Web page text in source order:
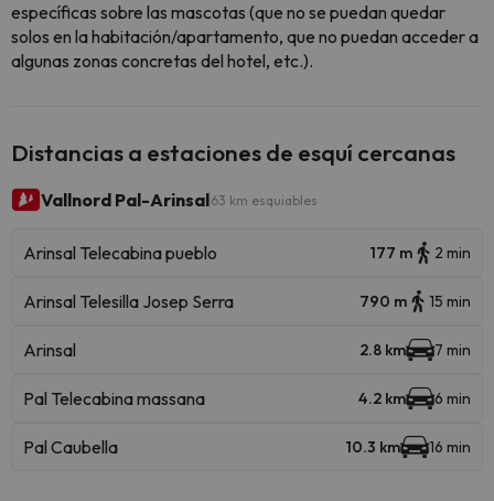
específicas sobre las mascotas (que no se puedan quedar
solos en la habitación/apartamento, que no puedan acceder a
algunas zonas concretas del hotel, etc.).
Distancias a estaciones de esquí cercanas
Vallnord Pal-Arinsal63 km esquiables
Arinsal Telecabina pueblo 177 m 2 min
Arinsal Telesilla Josep Serra 790 m 15 min
Arinsal 2.8 km 7 min
Pal Telecabina massana 4.2 km 6 min
Pal Caubella 10.3 km 16 min